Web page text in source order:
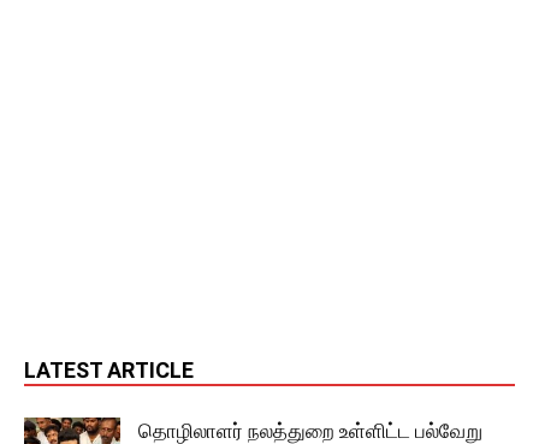
LATEST ARTICLE
தொழிலாளர் நலத்துறை உள்ளிட்ட பல்வேறு